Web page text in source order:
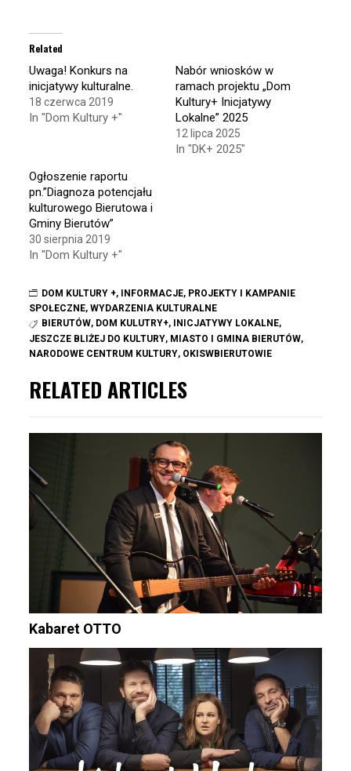
(Opens
in
new
window)window)
Related
Uwaga! Konkurs na
inicjatywy kulturalne.
18 czerwca 2019
In "Dom Kultury +"
Nabór wniosków w
ramach projektu „Dom
Kultury+ Inicjatywy
Lokalne” 2025
12 lipca 2025
In "DK+ 2025"
Ogłoszenie raportu
pn.”Diagnoza potencjału
kulturowego Bierutowa i
Gminy Bierutów”
30 sierpnia 2019
In "Dom Kultury +"
DOM KULTURY +, INFORMACJE, PROJEKTY I KAMPANIE
SPOŁECZNE,WYDARZENIA KULTURALNE
BIERUTÓW, DOM KULUTRY+, INICJATYWY LOKALNE,
JESZCZE BLIŻEJ DO KULTURY, MIASTO I GMINA BIERUTÓW,
NARODOWE CENTRUM KULTURY, OKISWBIERUTOWIE
RELATED ARTICLES
Kabaret OTTO